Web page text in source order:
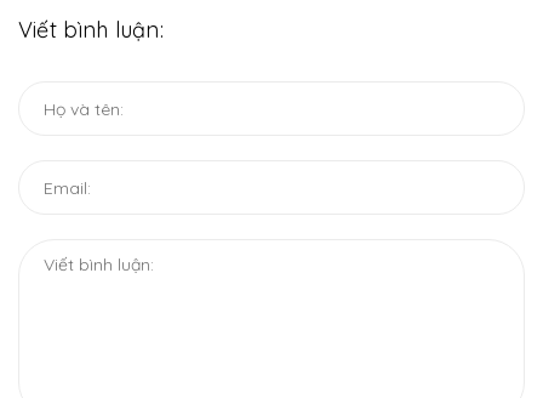
Viết bình luận: